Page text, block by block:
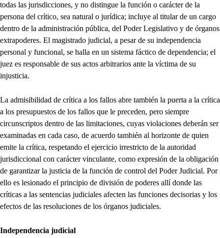
todas las jurisdicciones, y no distingue la función o carácter de la
persona del crítico, sea natural o jurídica; incluye al titular de un cargo
dentro de la administración pública, del Poder Legislativo y de órganos
extrapoderes. El magistrado judicial, a pesar de su independencia
personal y funcional, se halla en un sistema fáctico de dependencia; el
juez es responsable de sus actos arbitrarios ante la víctima de su
injusticia.
La admisibilidad de crítica a los fallos abre también la puerta a la crítica
a los presupuestos de los fallos que le preceden, pero siempre
circunscriptos dentro de las limitaciones, cuyas violaciones deberán ser
examinadas en cada caso, de acuerdo también al horizonte de quien
emite la crítica, respetando el ejercicio irrestricto de la autoridad
jurisdiccional con carácter vinculante, como expresión de la obligación
de garantizar la justicia de la función de control del Poder Judicial. Por
ello es lesionado el principio de división de poderes allí donde las
críticas a las sentencias judiciales afecten las funciones decisorias y los
efectos de las resoluciones de los órganos judiciales.
Independencia judicial